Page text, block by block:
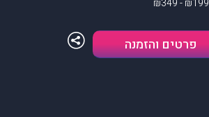
₪199 - ₪349
פרטים והזמנה